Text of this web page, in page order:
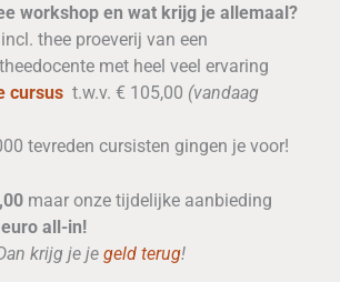
workshop en wat krijg je allemaal?
thee proeverij van een
met heel veel ervaring
cursus t.w.v. € 105,00 (vandaag
tevreden cursisten gingen je voor!
maar onze tijdelijke aanbieding
all-in!
krijg je je geld terug!